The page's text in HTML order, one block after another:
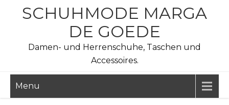
SCHUHMODE MARGA
DE GOEDE
Damen- und Herrenschuhe, Taschen und
Accessoires.
Menu